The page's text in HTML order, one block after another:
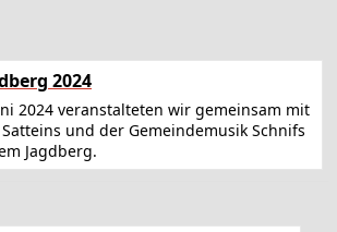
2024
2024 veranstalteten wir gemeinsam mit
und der Gemeindemusik Schnifs
Jagdberg.